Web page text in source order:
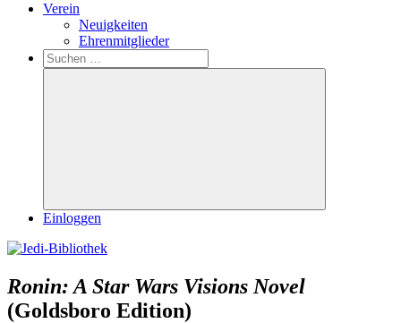
Verein
Neuigkeiten
Ehrenmitglieder
Search
Suchen
nach:
Suchen
Einloggen
Ronin: A Star Wars Visions Novel
(Goldsboro Edition)